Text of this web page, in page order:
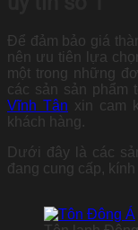
Để đảm bảo giá
nên ưu tiên lựa
một trong những
các sản sản phẩm
Vĩnh Tân xin cam
khách hàng.
Dưới đây là các
đang cung cấp,